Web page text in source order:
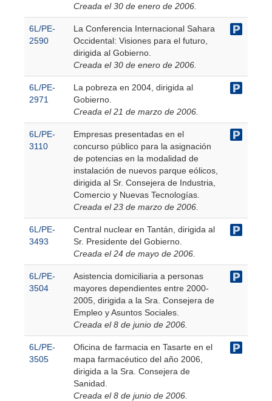
Creada el 30 de enero de 2006.
6L/PE-
2590
La Conferencia Internacional Sahara
Occidental: Visiones para el futuro,
dirigida al Gobierno.
Creada el 30 de enero de 2006.
6L/PE-
2971
La pobreza en 2004, dirigida al
Gobierno.
Creada el 21 de marzo de 2006.
6L/PE-
3110
Empresas presentadas en el
concurso público para la asignación
de potencias en la modalidad de
instalación de nuevos parque eólicos,
dirigida al Sr. Consejera de Industria,
Comercio y Nuevas Tecnologías.
Creada el 23 de marzo de 2006.
6L/PE-
3493
Central nuclear en Tantán, dirigida al
Sr. Presidente del Gobierno.
Creada el 24 de mayo de 2006.
6L/PE-
3504
Asistencia domiciliaria a personas
mayores dependientes entre 2000-
2005, dirigida a la Sra. Consejera de
Empleo y Asuntos Sociales.
Creada el 8 de junio de 2006.
6L/PE-
3505
Oficina de farmacia en Tasarte en el
mapa farmacéutico del año 2006,
dirigida a la Sra. Consejera de
Sanidad.
Creada el 8 de junio de 2006.